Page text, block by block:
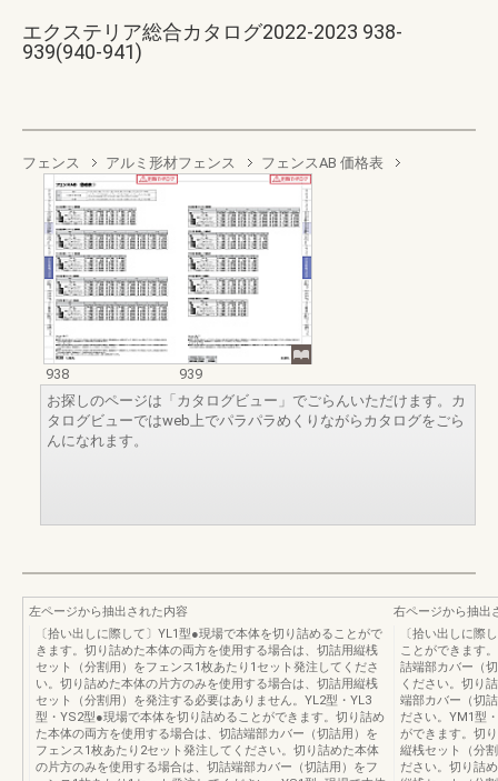
エクステリア総合カタログ2022-2023 938-
939(940-941)
フェンス アルミ形材フェンス フェンスAB 価格表
938
939
お探しのページは「カタログビュー」でごらんいただけます。カ
タログビューではweb上でパラパラめくりながらカタログをごら
んになれます。
左ページから抽出された内容
〔拾い出しに際して〕YL1型●現場で本体を切り詰めることがで
きます。切り詰めた本体の両方を使用する場合は、切詰用縦桟
セット（分割用）をフェンス1枚あたり1セット発注してくださ
い。切り詰めた本体の片方のみを使用する場合は、切詰用縦桟
セット（分割用）を発注する必要はありません。YL2型・YL3
型・YS2型●現場で本体を切り詰めることができます。切り詰め
た本体の両方を使用する場合は、切詰端部カバー（切詰用）を
フェンス1枚あたり2セット発注してください。切り詰めた本体
の片方のみを使用する場合は、切詰端部カバー（切詰用）をフ
右ページから抽出
〔拾い出しに際
ことができます
詰端部カバー（
ください。切り
端部カバー（切
ださい。YM1型
ができます。切
縦桟セット（分
ださい。切り詰